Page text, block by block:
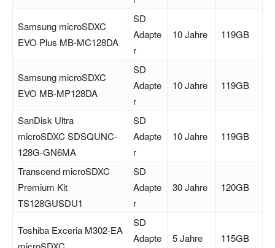
Samsung microSDXC
EVO Plus MB-MC128DA
SD
Adapte
r
10 Jahre 119GB
Samsung microSDXC
EVO MB-MP128DA
SD
Adapte
r
10 Jahre 119GB
SanDisk Ultra
microSDXC SDSQUNC-
128G-GN6MA
SD
Adapte
r
10 Jahre 119GB
Transcend microSDXC
Premium Kit
TS128GUSDU1
SD
Adapte
r
30 Jahre 120GB
Toshiba Exceria M302-EA
SD
Adapte
5 Jahre 115GB